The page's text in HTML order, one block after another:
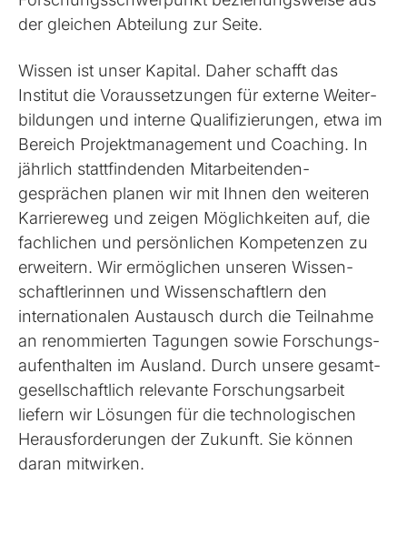
der gleichen Abteilung zur Seite.
Wissen ist unser Kapital. Daher schafft das
Institut die Voraus­setzungen für externe Weiter­
bildungen und interne Qualifizierungen, etwa im
Bereich Projekt­management und Coaching. In
jährlich statt­findenden Mitarbeitenden­
gesprächen planen wir mit Ihnen den weiteren
Karriereweg und zeigen Möglich­keiten auf, die
fachlichen und persönlichen Kompetenzen zu
erweitern. Wir ermöglichen unseren Wissen­
schaftlerinnen und Wissen­schaftlern den
internationalen Austausch durch die Teilnahme
an renommierten Tagungen sowie Forschungs­
aufenthalten im Ausland. Durch unsere gesamt­
gesellschaftlich relevante Forschungs­arbeit
liefern wir Lösungen für die techno­logischen
Heraus­forderungen der Zukunft. Sie können
daran mitwirken.